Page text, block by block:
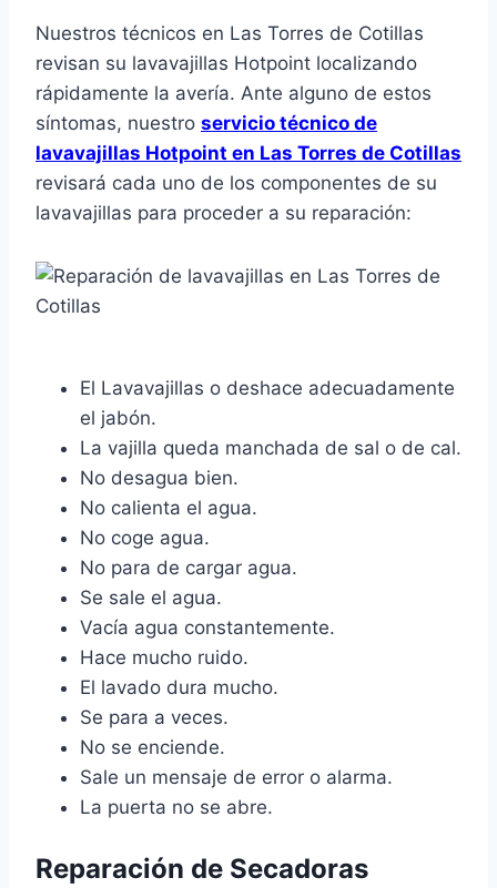
Nuestros técnicos en Las Torres de Cotillas
revisan su lavavajillas Hotpoint localizando
rápidamente la avería. Ante alguno de estos
síntomas, nuestro servicio técnico de
lavavajillas Hotpoint en Las Torres de Cotillas
revisará cada uno de los componentes de su
lavavajillas para proceder a su reparación:
El Lavavajillas o deshace adecuadamente
el jabón.
La vajilla queda manchada de sal o de cal.
No desagua bien.
No calienta el agua.
No coge agua.
No para de cargar agua.
Se sale el agua.
Vacía agua constantemente.
Hace mucho ruido.
El lavado dura mucho.
Se para a veces.
No se enciende.
Sale un mensaje de error o alarma.
La puerta no se abre.
Reparación de Secadoras